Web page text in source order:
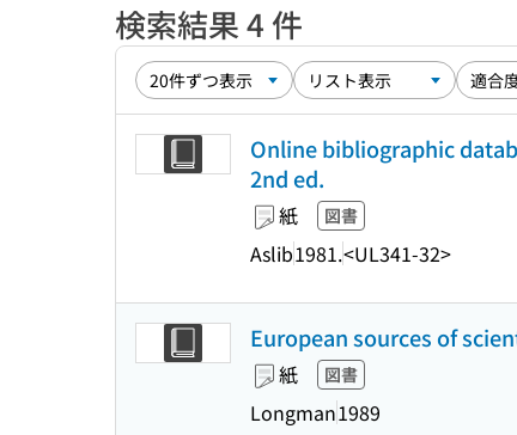
検索結果 4 件
Online bibliographic
2nd ed.
紙 図書
Aslib1981.<UL341-32>
European sources of
紙 図書
Longman1989